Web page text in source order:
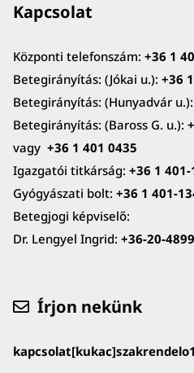
Kapcsolat
Központi telefonszám: +36 1
Betegirányítás: (Jókai u.): +36
Betegirányítás: (Hunyadvár u.):
Betegirányítás: (Baross G. u.):
vagy +36 1 401 0435
Igazgatói titkárság: +36 1 401-
Gyógyászati bolt: +36 1 401-
Betegjogi képviselő:
Dr. Lengyel Ingrid: +36-20-
Írjon nekünk